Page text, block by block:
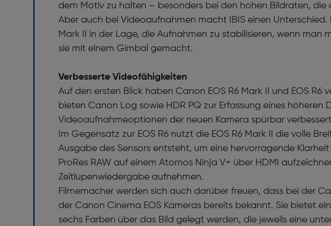
dem Motiv zu halten – besonders bei den hohen Bildraten, die
Aber auch bei Videoaufnahmen macht IBIS einen
Mark II in der Lage, die Aufnahmen zu stabilisieren, wenn
sie mit einem Gimbal gemacht.
Verbesserte Videofähigkeiten
Auf den ersten Blick haben Canon EOS R6 Mark II und EOS
bieten Canon Log sowie HDR PQ zur Erfassung eines
Videoaufnahmeoptionen der neuen Kamera spürbar
Im Gegensatz zur EOS R6 nutzt die EOS R6 Mark II die volle
Ausgabe des Sensors entsteht, um eine hervorragende
ProRes RAW auf einem Atomos Ninja V+ über HDMI
Zeitlupenwiedergabe aufnehmen.
Filmemacher werden sich auch darüber freuen, dass bei der
der Canon Cinema EOS Kameras bereits bekannt. Sie bietet
sechs Farben über das Bild gelegt werden, die jeweils eine